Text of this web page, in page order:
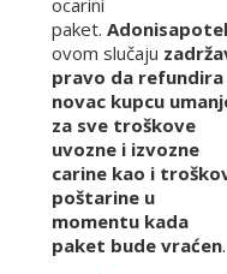
ocarini
paket.
ovom slučaju
pravo da refundira
novac kupcu
za sve troškove
uvozne i izvozne
carine kao i
poštarine u
momentu kada
paket bude vraćen.